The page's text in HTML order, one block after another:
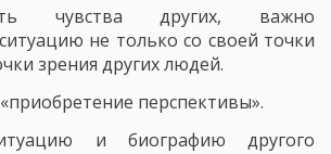
чувства других, важно
не только со своей точки
зрения других людей.
перспективы».
и биографию другого